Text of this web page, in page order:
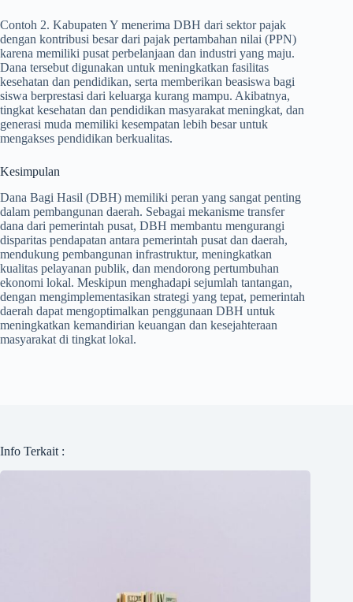
Contoh 2. Kabupaten Y menerima DBH dari sektor pajak
dengan kontribusi besar dari pajak pertambahan nilai (PPN)
karena memiliki pusat perbelanjaan dan industri yang maju.
Dana tersebut digunakan untuk meningkatkan fasilitas
kesehatan dan pendidikan, serta memberikan beasiswa bagi
siswa berprestasi dari keluarga kurang mampu. Akibatnya,
tingkat kesehatan dan pendidikan masyarakat meningkat, dan
generasi muda memiliki kesempatan lebih besar untuk
mengakses pendidikan berkualitas.
Kesimpulan
Dana Bagi Hasil (DBH) memiliki peran yang sangat penting
dalam pembangunan daerah. Sebagai mekanisme transfer
dana dari pemerintah pusat, DBH membantu mengurangi
disparitas pendapatan antara pemerintah pusat dan daerah,
mendukung pembangunan infrastruktur, meningkatkan
kualitas pelayanan publik, dan mendorong pertumbuhan
ekonomi lokal. Meskipun menghadapi sejumlah tantangan,
dengan mengimplementasikan strategi yang tepat, pemerintah
daerah dapat mengoptimalkan penggunaan DBH untuk
meningkatkan kemandirian keuangan dan kesejahteraan
masyarakat di tingkat lokal.
Info Terkait :